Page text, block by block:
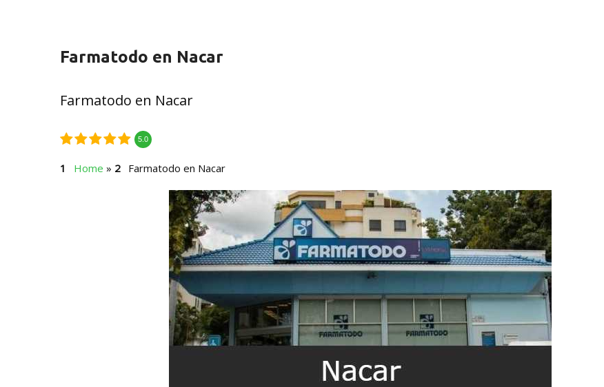
Farmatodo en Nacar
Farmatodo en Nacar
5.0
Home » Farmatodo en Nacar